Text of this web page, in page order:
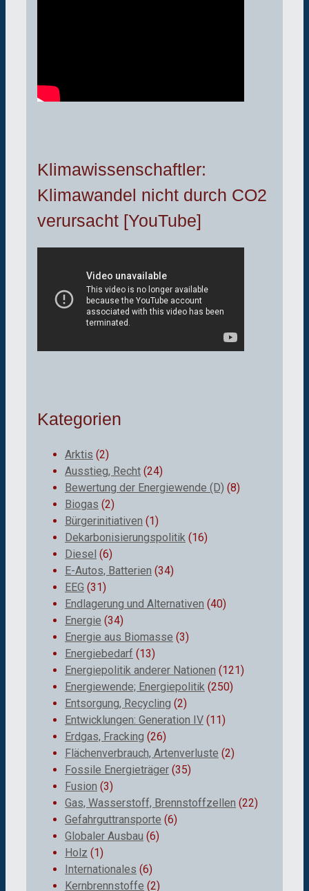
Klimawissenschaftler:
Klimawandel nicht durch CO2
verursacht [YouTube]
Kategorien
Arktis (2)
Ausstieg, Recht (24)
Bewertung der Energiewende (D) (8)
Biogas (2)
Bürgerinitiativen (1)
Dekarbonisierungspolitik (16)
Diesel (6)
E-Autos, Batterien (34)
EEG (31)
Endlagerung und Alternativen (40)
Energie (34)
Energie aus Biomasse (3)
Energiebedarf (13)
Energiepolitik anderer Nationen (121)
Energiewende; Energiepolitik (250)
Entsorgung, Recycling (2)
Entwicklungen: Generation IV (11)
Erdgas, Fracking (26)
Flächenverbrauch, Artenverluste (2)
Fossile Energieträger (35)
Fusion (3)
Gas, Wasserstoff, Brennstoffzellen (22)
Gefahrguttransporte (6)
Globaler Ausbau (6)
Holz (1)
Internationales (6)
Kernbrennstoffe (2)